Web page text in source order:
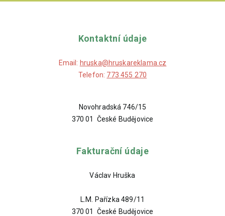
Kontaktní údaje
Email: hruska@hruskareklama.cz
Telefon: 773 455 270
Novohradská 746/15
370 01 České Budějovice
Fakturační údaje
Václav Hruška
L.M. Pařízka 489/11
370 01 České Budějovice